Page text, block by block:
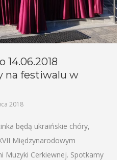
14.06.2018
na festiwalu w
2018
będą ukraińskie chóry,
Międzynarodowym
Muzyki Cerkiewnej. Spotkamy